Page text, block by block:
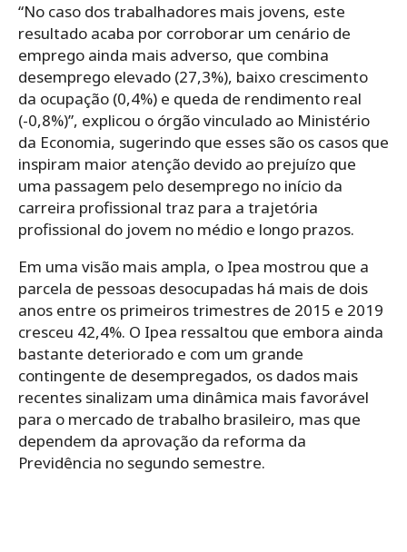
“No caso dos trabalhadores mais jovens, este
resultado acaba por corroborar um cenário de
emprego ainda mais adverso, que combina
desemprego elevado (27,3%), baixo crescimento
da ocupação (0,4%) e queda de rendimento real
(-0,8%)”, explicou o órgão vinculado ao Ministério
da Economia, sugerindo que esses são os casos que
inspiram maior atenção devido ao prejuízo que
uma passagem pelo desemprego no início da
carreira profissional traz para a trajetória
profissional do jovem no médio e longo prazos.
Em uma visão mais ampla, o Ipea mostrou que a
parcela de pessoas desocupadas há mais de dois
anos entre os primeiros trimestres de 2015 e 2019
cresceu 42,4%. O Ipea ressaltou que embora ainda
bastante deteriorado e com um grande
contingente de desempregados, os dados mais
recentes sinalizam uma dinâmica mais favorável
para o mercado de trabalho brasileiro, mas que
dependem da aprovação da reforma da
Previdência no segundo semestre.